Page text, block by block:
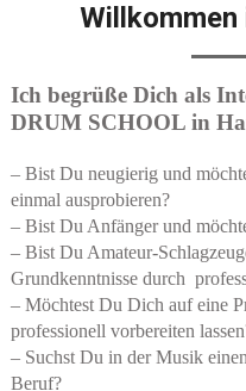
Willkommen
Ich begrüße Dich als
DRUM SCHOOL in
– Bist Du neugierig und
einmal ausprobieren?
– Bist Du Anfänger und
– Bist Du Amateur-
Grundkenntnisse durch
– Möchtest Du Dich auf eine
professionell vorbereiten
– Suchst Du in der Musik
Beruf?